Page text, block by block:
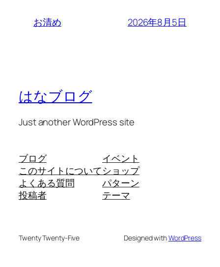
お清め 2026年8月5日
はなブログ
Just another WordPress site
ブログ
このサイトについて
よくある質問
投稿者
イベント
ショップ
パターン
テーマ
Twenty Twenty-Five Designed withWordPress